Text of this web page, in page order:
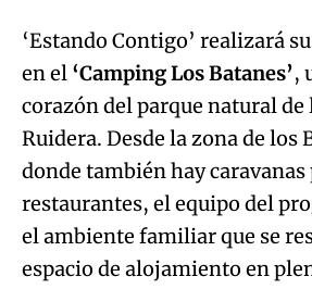
‘Estando Contigo’ realizará
en el ‘Camping Los Batanes’,
corazón del parque natural de
Ruidera. Desde la zona de los
donde también hay
restaurantes, el equipo del
el ambiente familiar que se
espacio de alojamiento en